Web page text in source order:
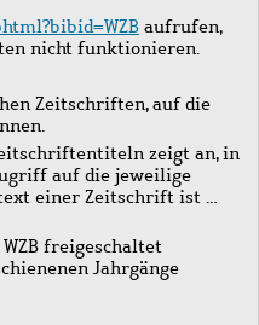
aufrufen,
nicht funktionieren.
Zeitschriften, auf die
zeigt an, in
auf die jeweilige
einer Zeitschrift ist …
freigeschaltet
Jahrgänge